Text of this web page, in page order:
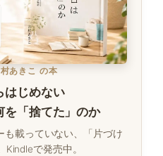
あきこ の本
はじめない
を「捨てた」のか
も載っていない、「片づけ
で発売中。